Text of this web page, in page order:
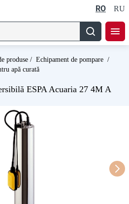
RO RU
produse / Echipament de pompare /
apă curată
ESPA Acuaria 27 4M A